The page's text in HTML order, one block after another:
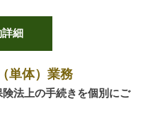
細
単体）業務
法上の手続きを個別にご